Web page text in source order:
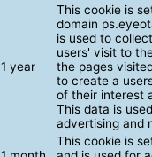
1 year
This cookie is
domain
is used to
users' visit to
the pages
to create a
of their interest
This data is
advertising and
This cookie is